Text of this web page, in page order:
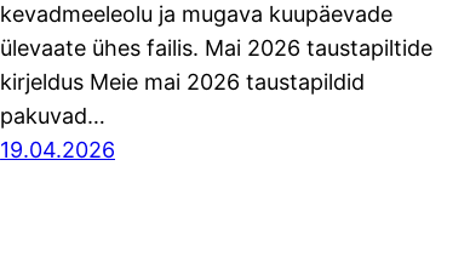
kevadmeeleolu ja mugava kuupäevade
ülevaate ühes failis. Mai 2026 taustapiltide
kirjeldus Meie mai 2026 taustapildid
pakuvad…
19.04.2026